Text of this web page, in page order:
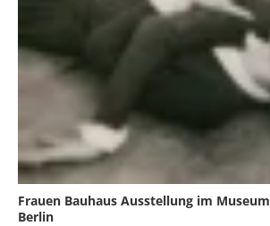
Frauen Bauhaus Ausstellung im
Berlin